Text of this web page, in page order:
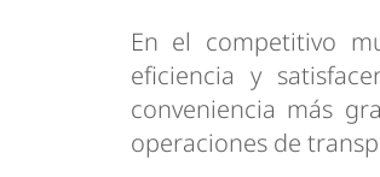
En el competitivo
eficiencia y
conveniencia más
operaciones de